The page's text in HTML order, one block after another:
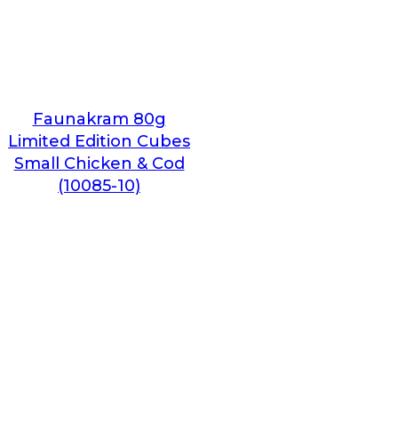
Faunakram 80g
Limited Edition Cubes
Small Chicken & Cod
(10085-10)